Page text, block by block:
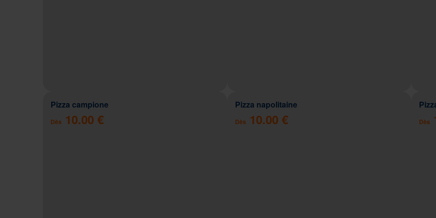
Pizza campione
Dès 10.00 €
Pizza napolitaine
Dès 10.00 € Dès